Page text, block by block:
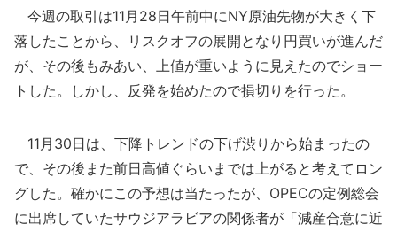
今週の取引は11月28日午前中にNY原油先物が大きく下
落したことから、リスクオフの展開となり円買いが進んだ
が、その後もみあい、上値が重いように見えたのでショー
トした。しかし、反発を始めたので損切りを行った。
11月30日は、下降トレンドの下げ渋りから始まったの
で、その後また前日高値ぐらいまでは上がると考えてロン
グした。確かにこの予想は当たったが、OPECの定例総会
に出席していたサウジアラビアの関係者が「減産合意に近